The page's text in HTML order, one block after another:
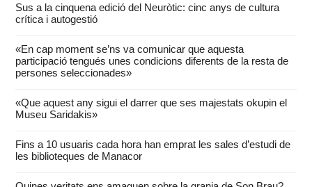
Sus a la cinquena edició del Neuròtic: cinc anys de cultura
crítica i autogestió
«En cap moment se’ns va comunicar que aquesta
participació tengués unes condicions diferents de la resta de
persones seleccionades»
«Que aquest any sigui el darrer que ses majestats okupin el
Museu Saridakis»
Fins a 10 usuaris cada hora han emprat les sales d’estudi de
les biblioteques de Manacor